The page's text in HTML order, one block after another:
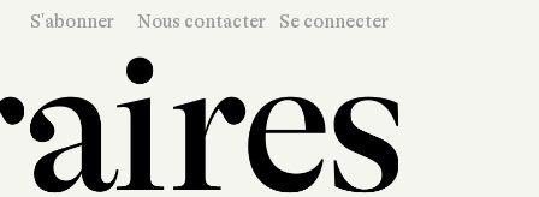
S'abonner Nous contacter Se connecter